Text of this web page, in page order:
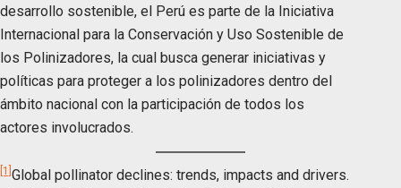
desarrollo sostenible, el Perú es parte de la Iniciativa
Internacional para la Conservación y Uso Sostenible de
los Polinizadores, la cual busca generar iniciativas y
políticas para proteger a los polinizadores dentro del
ámbito nacional con la participación de todos los
actores involucrados.
[1] Global pollinator declines: trends, impacts and drivers.